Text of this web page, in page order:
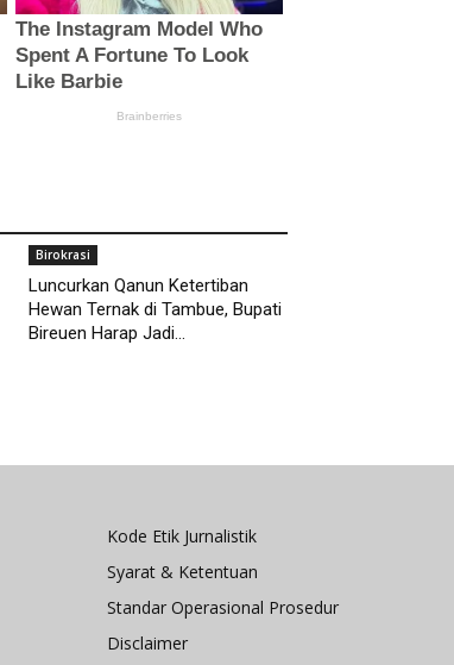
Birokrasi
Luncurkan Qanun Ketertiban
Hewan Ternak di Tambue, Bupati
Bireuen Harap Jadi...
Kode Etik Jurnalistik
Syarat & Ketentuan
Standar Operasional Prosedur
Disclaimer